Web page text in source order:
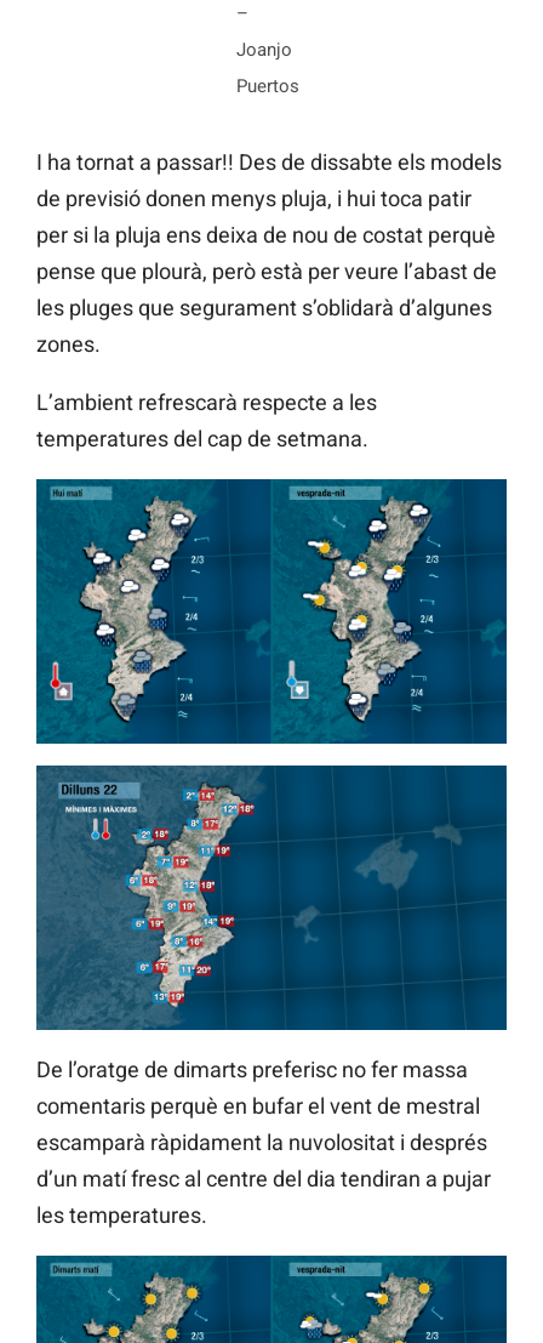
–
Joanjo
Puertos
I ha tornat a passar!! Des de dissabte els models
de previsió donen menys pluja, i hui toca patir
per si la pluja ens deixa de nou de costat perquè
pense que plourà, però està per veure l’abast de
les pluges que segurament s’oblidarà d’algunes
zones.
L’ambient refrescarà respecte a les
temperatures del cap de setmana.
De l’oratge de dimarts preferisc no fer massa
comentaris perquè en bufar el vent de mestral
escamparà ràpidament la nuvolositat i després
d’un matí fresc al centre del dia tendiran a pujar
les temperatures.